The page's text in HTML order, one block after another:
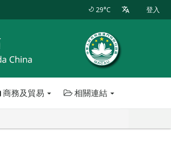
29°C 登入
商務及貿易 相關連結